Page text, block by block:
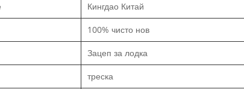
Кингдао Китай
100% чисто нов
Зацеп за лодка
треска